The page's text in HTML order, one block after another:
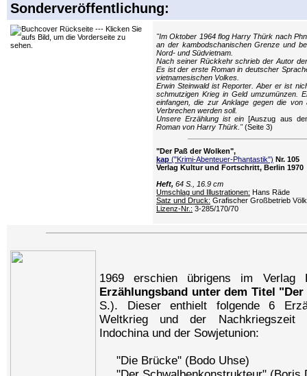
Sonderveröffentlichung:
"Im Oktober 1964 flog Harry Thürk nach
an der kambodschanischen Grenze und
Nord- und Südvietnam.
Nach seiner Rückkehr schrieb der Autor
Es ist der erste Roman in deutscher
vietnamesischen Volkes.
Erwin Steinwald ist Reporter. Aber er ist
schmutzigen Krieg in Geld umzumünzen.
einfangen, die zur Anklage gegen die von
Verbrechen werden soll.
Unsere Erzählung ist ein[Auszug aus
Roman von Harry Thürk."(Seite 3)
"Der Paß der Wolken",
kap ("Krimi-Abenteuer-Phantastik") Nr. 105
Verlag Kultur und Fortschritt, Berlin 1970
Heft, 64 S., 16.9 cm
Umschlag und Illustrationen: Hans Räde
Satz und Druck: Grafischer Großbetrieb
Lizenz-Nr.: 3-285/170/70
1969 erschien übrigens im Verlag
Erzählungsband unter dem Titel
S.). Dieser enthielt folgende 6
Weltkrieg und der Nachkriegszeit
Indochina und der Sowjetunion:
"Die Brücke" (Bodo Uhse)